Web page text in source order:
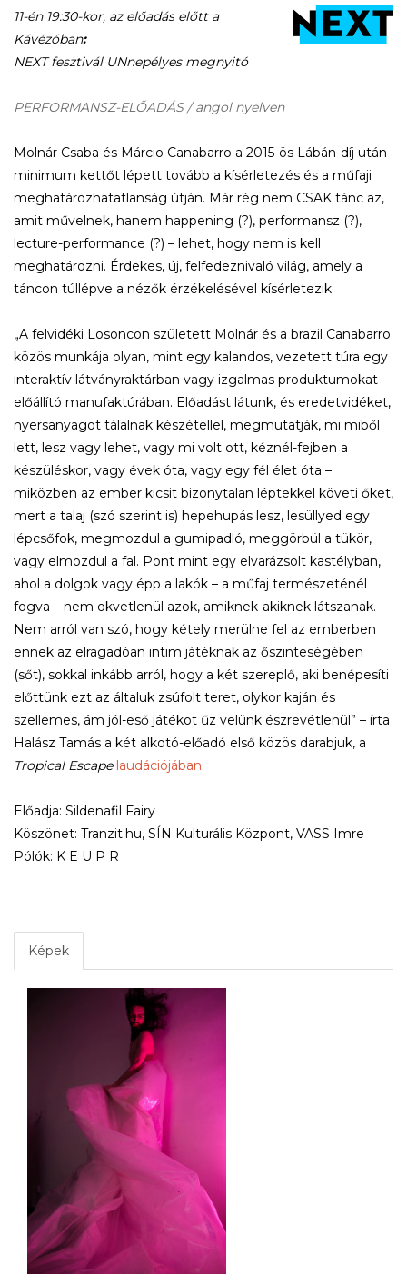
11-én 19:30-kor, az előadás előtt a
Kávézóban:
NEXT fesztivál UNnepélyes megnyitó
PERFORMANSZ-ELŐADÁS / angol nyelven
Molnár Csaba és Márcio Canabarro a 2015-ös Lábán-díj után
minimum kettőt lépett tovább a kísérletezés és a műfaji
meghatározhatatlanság útján. Már rég nem CSAK tánc az,
amit művelnek, hanem happening (?), performansz (?),
lecture-performance (?) – lehet, hogy nem is kell
meghatározni. Érdekes, új, felfedeznivaló világ, amely a
táncon túllépve a nézők érzékelésével kísérletezik.
„A felvidéki Losoncon született Molnár és a brazil Canabarro
közös munkája olyan, mint egy kalandos, vezetett túra egy
interaktív látványraktárban vagy izgalmas produktumokat
előállító manufaktúrában. Előadást látunk, és eredetvidéket,
nyersanyagot tálalnak készétellel, megmutatják, mi miből
lett, lesz vagy lehet, vagy mi volt ott, kéznél-fejben a
készüléskor, vagy évek óta, vagy egy fél élet óta –
miközben az ember kicsit bizonytalan léptekkel követi őket,
mert a talaj (szó szerint is) hepehupás lesz, lesüllyed egy
lépcsőfok, megmozdul a gumipadló, meggörbül a tükör,
vagy elmozdul a fal. Pont mint egy elvarázsolt kastélyban,
ahol a dolgok vagy épp a lakók – a műfaj természeténél
fogva – nem okvetlenül azok, amiknek-akiknek látszanak.
Nem arról van szó, hogy kétely merülne fel az emberben
ennek az elragadóan intim játéknak az őszinteségében
(sőt), sokkal inkább arról, hogy a két szereplő, aki benépesíti
előttünk ezt az általuk zsúfolt teret, olykor kaján és
szellemes, ám jól-eső játékot űz velünk észrevétlenül” – írta
Halász Tamás a két alkotó-előadó első közös darabjuk, a
Tropical Escape laudációjában.
Előadja: Sildenafil Fairy
​Köszönet: Tranzit.hu, SÍN Kulturális Központ, VASS Imre
​Pólók: K E U P R
Képek